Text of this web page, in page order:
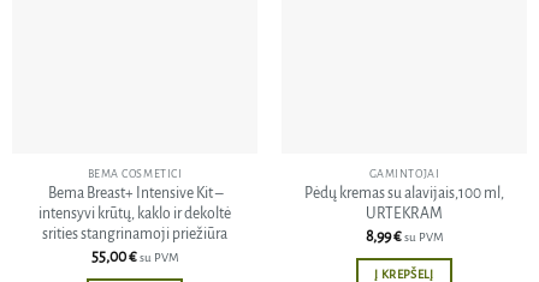
BEMA COSMETICI
Bema Breast+ Intensive Kit –
intensyvi krūtų, kaklo ir dekoltė
srities stangrinamoji priežiūra
55,00€ su PVM
GAMINTOJAI
Pėdų kremas su alavijais,100 ml,
URTEKRAM
8,99€ su PVM
Į KREPŠELĮ